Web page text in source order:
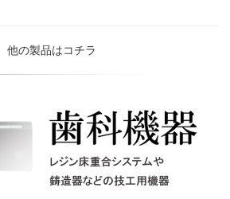
他の製品はコチラ